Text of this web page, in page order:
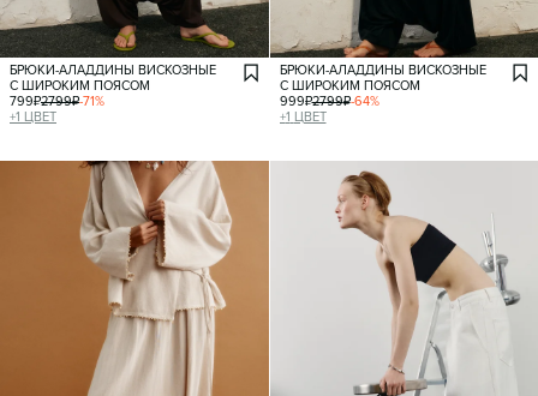
БРЮКИ-АЛАДДИНЫ ВИСКОЗНЫЕ
С ШИРОКИМ ПОЯСОМ
799₽2799₽-71%
+1 ЦВЕТ
БРЮКИ-АЛАДДИНЫ ВИСКОЗНЫЕ
С ШИРОКИМ ПОЯСОМ
999₽2799₽-64%
+1 ЦВЕТ